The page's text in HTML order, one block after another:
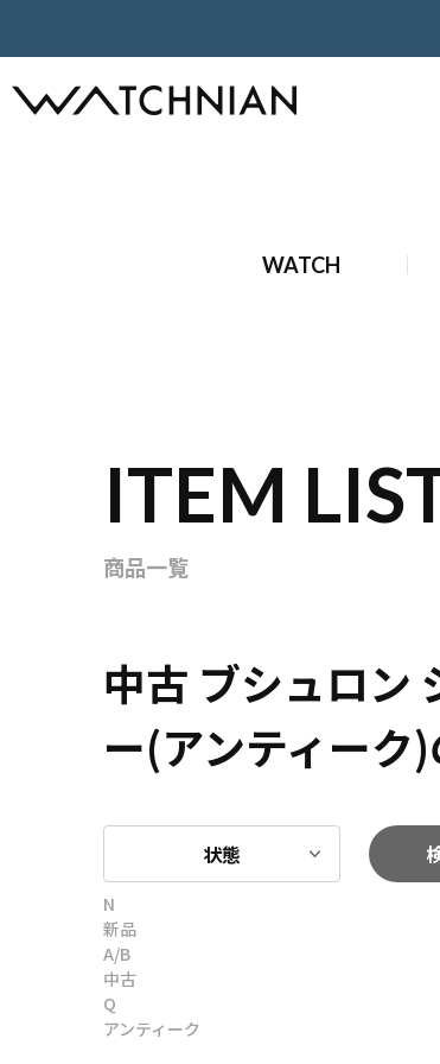
WATCH
ITEM
商品一覧
中古 ブシュロ
ー(アンティーク
状態
N
新品
A/B
中古
Q
アンティーク